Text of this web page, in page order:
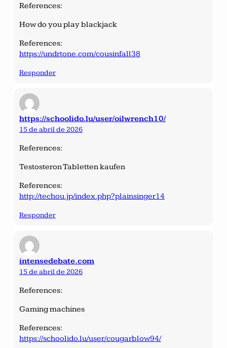
References:
How do you play blackjack
References:
https://undrtone.com/cousinfall38
Responder
https://schoolido.lu/user/oilwrench10/
15 de abril de 2026
References:
Testosteron Tabletten kaufen
References:
http://techou.jp/index.php?plainsinger14
Responder
intensedebate.com
15 de abril de 2026
References:
Gaming machines
References:
https://schoolido.lu/user/cougarblow94/